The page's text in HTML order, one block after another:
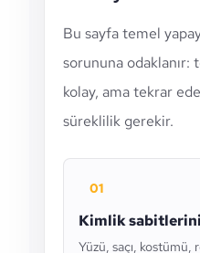
Bu sayfa temel
sorununa
kolay, ama tekrar
süreklilik gerekir.
01
Kimlik
Yüzü, saçı,